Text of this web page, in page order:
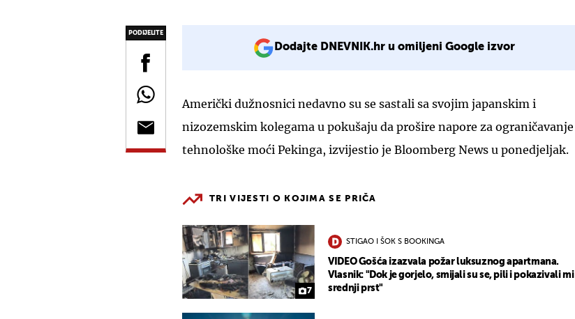
PODIJELITE
Dodajte DNEVNIK.hr u omiljeni Google izvor
Američki dužnosnici nedavno su se sastali sa svojim japanskim i
nizozemskim kolegama u pokušaju da prošire napore za ograničavanje
tehnološke moći Pekinga, izvijestio je Bloomberg News u ponedjeljak.
TRI VIJESTI O KOJIMA SE PRIČA
7
STIGAO I ŠOK S BOOKINGA
VIDEO Gošća izazvala požar luksuznog apartmana.
Vlasnik: "Dok je gorjelo, smijali su se, pili i pokazivali mi
srednji prst"